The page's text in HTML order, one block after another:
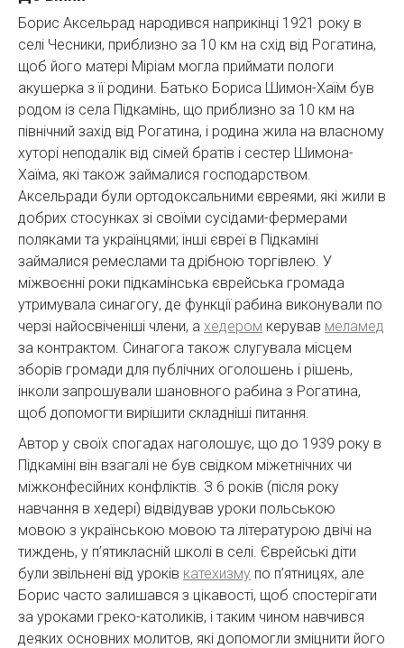
Борис Аксельрад народився наприкінці 1921 року в
селі Чесники, приблизно за 10 км на схід від Рогатина,
щоб його матері Міріам могла приймати пологи
акушерка з її родини. Батько Бориса Шимон-Хаїм був
родом із села Підкамінь, що приблизно за 10 км на
північний захід від Рогатина, і родина жила на власному
хуторі неподалік від сімей братів і сестер Шимона-
Хаїма, які також займалися господарством.
Аксельради були ортодоксальними євреями, які жили в
добрих стосунках зі своїми сусідами-фермерами
поляками та українцями; інші євреї в Підкаміні
займалися ремеслами та дрібною торгівлею. У
міжвоєнні роки підкамінська єврейська громада
утримувала синагогу, де функції рабина виконували по
черзі найосвіченіші члени, а хедером керував меламед
за контрактом. Синагога також слугувала місцем
зборів громади для публічних оголошень і рішень,
інколи запрошували шановного рабина з Рогатина,
щоб допомогти вирішити складніші питання.
Автор у своїх спогадах наголошує, що до 1939 року в
Підкаміні він взагалі не був свідком міжетнічних чи
міжконфесійних конфліктів. З 6 років (після року
навчання в хедері) відвідував уроки польською
мовою з українською мовою та літературою двічі на
тиждень, у п’ятикласній школі в селі. Єврейські діти
були звільнені від уроків катехизму по п’ятницях, але
Борис часто залишався з цікавості, щоб спостерігати
за уроками греко-католиків, і таким чином навчився
деяких основних молитов, які допомогли зміцнити його